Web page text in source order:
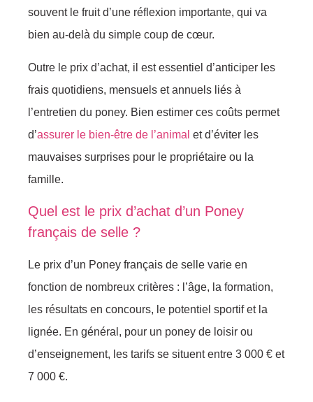
souvent le fruit d’une réflexion importante, qui va
bien au-delà du simple coup de cœur.
Outre le prix d’achat, il est essentiel d’anticiper les
frais quotidiens, mensuels et annuels liés à
l’entretien du poney. Bien estimer ces coûts permet
d’assurer le bien-être de l’animal et d’éviter les
mauvaises surprises pour le propriétaire ou la
famille.
Quel est le prix d’achat d’un Poney
français de selle ?
Le prix d’un Poney français de selle varie en
fonction de nombreux critères : l’âge, la formation,
les résultats en concours, le potentiel sportif et la
lignée. En général, pour un poney de loisir ou
d’enseignement, les tarifs se situent entre 3 000 € et
7 000 €.